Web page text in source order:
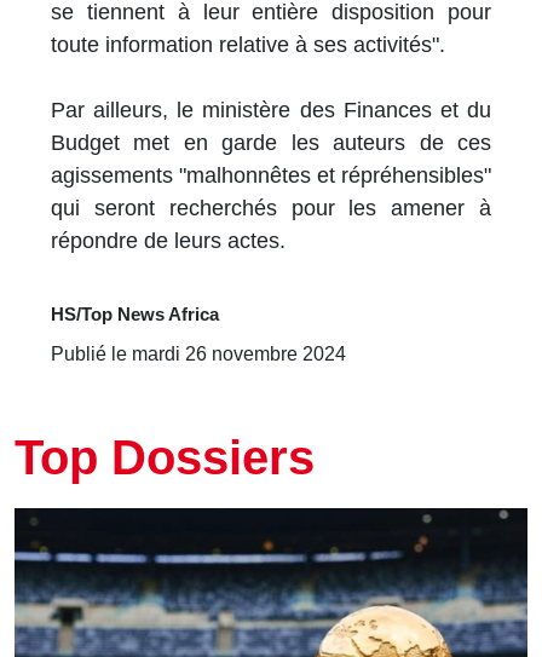
se tiennent à leur entière disposition pour
toute information relative à ses activités".
Par ailleurs, le ministère des Finances et du
Budget met en garde les auteurs de ces
agissements "malhonnêtes et répréhensibles"
qui seront recherchés pour les amener à
répondre de leurs actes.
HS/Top News Africa
Publié le mardi 26 novembre 2024
Top Dossiers